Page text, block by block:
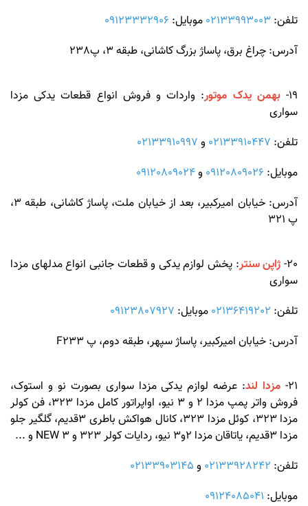
تلفن: 02133993003 موبایل: 09123332906
آدرس: چراغ برق، پاساژ بزرگ کاشانی، طبقه 3، پ238
19- بهمن یدک موتور: واردات و فروش انواع قطعات یدکی مزدا
سواری
تلفن: 02133910447 و 02133910997
موبایل: 09120809026 و09120809024
آدرس: خیابان امیرکبیر، بعد از خیابان ملت، پاساژ کاشانی، طبقه 3،
پ 321
20- ژاپن سنتر: پخش لوازم یدکی و قطعات جانبی انواع مدلهای مزدا
سواری
تلفن: 02136419202 موبایل: 09123807927
آدرس: خیابان امیرکبیر، پاساژ سپهر، طبقه دوم، پ F233
21- مزدا لند: عرضه لوازم یدکی مزدا سواری بصورت نو و استوک،
فروش واتر پمپ مزدا 2 و 3 نیو، اواپراتور کامل مزدا 323، فن کولر
مزدا 323، کوئل مزدا 323، کانال هواکش باطری 3قدیم، گلگیر جلو
مزدا 3قدیم، یاتاقان مزدا 2و3 نیو، ردایات کولر 323 و 3 NEW و ...
تلفن: 02133928242 و 02133903145
موبایل: 09124085041